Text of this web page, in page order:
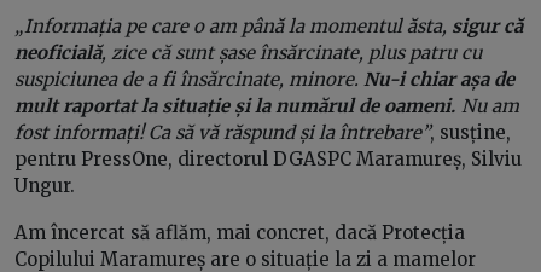
„ Informația pe care o am până la momentul ăsta, sigur că
neoficială, zice că sunt șase însărcinate, plus patru cu
suspiciunea de a fi însărcinate, minore. Nu-i chiar așa de
mult raportat la situație și la numărul de oameni. Nu am
fost informați! Ca să vă răspund și la întrebare”, susține,
pentru PressOne, directorul DGASPC Maramureș, Silviu
Ungur.
Am încercat să aflăm, mai concret, dacă Protecția
Copilului Maramureș are o situație la zi a mamelor